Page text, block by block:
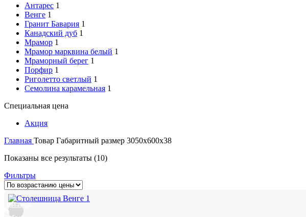
Антарес 1
Венге 1
Гранит Бавария 1
Канадский дуб 1
Мрамор 1
Мрамор марквина белый 1
Мраморный берег 1
Порфир 1
Риголетто светлый 1
Семолина карамельная 1
Специальная цена
Акция
Главная Товар Габаритный размер 3050х600х38
Показаны все результаты (10)
Фильтры
Добавить
в